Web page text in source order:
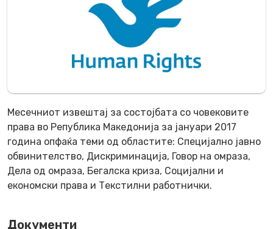
Месечниот извештај за состојбата со човековите
права во Република Македонија за јануари 2017
година опфаќа теми од областите: Специјално јавно
обвинителство, Дискриминација, Говор на омраза,
Дела од омраза, Бегалска криза, Социјални и
економски права и Текстилни работнички.
Документи